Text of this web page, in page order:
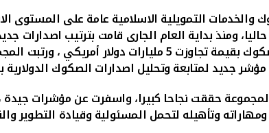
التمويلية الاسلامية عامة على
ومنذ بداية العام الجارى قامت بترتيب
والاقليمى بين الجهات الاكثر اصدارا وترتيبا للصكوك
جديد لمتابعة وتحليل اصدارات الصكوك الدولارية
حققت نجاحا كبيرا، واسفرت عن مؤشرات جيدة
وتأهيله لتحمل المسئولية وقيادة التطوير